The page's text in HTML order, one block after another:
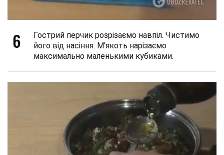
6
Гострий перчик розрізаємо навпіл. Чистимо
його від насіння. М’якоть нарізаємо
максимально маленькими кубиками.